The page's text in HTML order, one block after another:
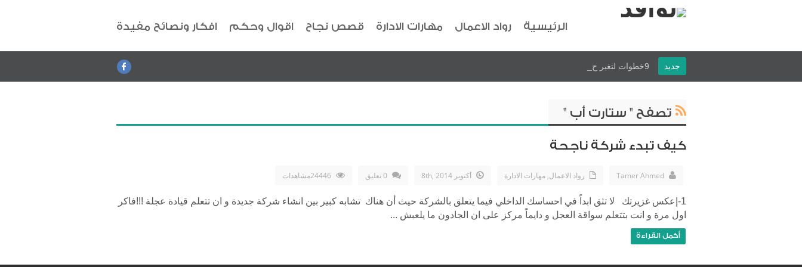
الرئيسية رواد الاعمال مهارات الادارة قصص نجاح اقوال وحكم افكار ونصائح مفيدة
جديد 9خطوات لتغير حياتك
تصفح " ستارت أب "
كيف تبدء شركة ناجحة
Tamer Ahmed رواد الاعمال,مهارات الادارة أكتوبر 8th, 2014 0 تعليق
1-إعكس غزيرتك لا تثق ابداً في احساسك الداخلي فيما يتعلق بالشركة حيث أن هناك تشابه كبير بين انشاء شركة جديدة و ان تتعلم قيادة عجلة !!!فاكر
اول مرة و انت بتتعلم سواقة العجل و دايماً مركز على ان الجادون ما يلعبش ...
أكمل القراءة